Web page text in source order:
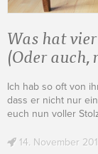
Was hat
(Oder auch,
Ich hab so oft von
dass er nicht nur
euch nun voller
14. November